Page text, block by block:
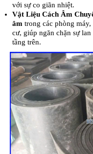
với sự co giãn nhiệt.
Vật Liệu Cách Âm
âm trong các phòng
cư, giúp ngăn chặn sự
tầng trên.